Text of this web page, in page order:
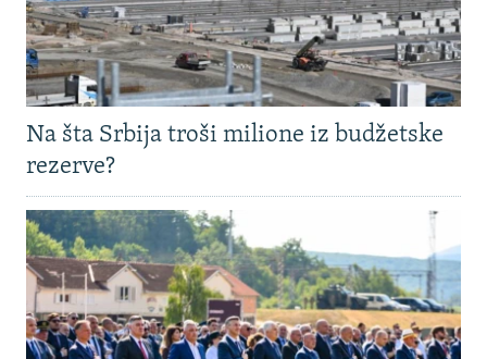
Na šta Srbija troši milione iz budžetske
rezerve?